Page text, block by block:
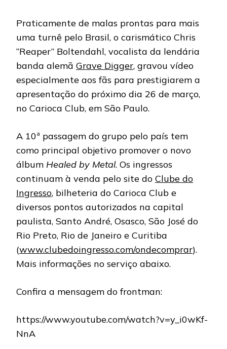
Praticamente de malas prontas para mais
uma turnê pelo Brasil, o carismático Chris
“Reaper” Boltendahl, vocalista da lendária
banda alemã Grave Digger, gravou vídeo
especialmente aos fãs para prestigiarem a
apresentação do próximo dia 26 de março,
no Carioca Club, em São Paulo.
A 10ª passagem do grupo pelo país tem
como principal objetivo promover o novo
álbum Healed by Metal. Os ingressos
continuam à venda pelo site do Clube do
Ingresso, bilheteria do Carioca Club e
diversos pontos autorizados na capital
paulista, Santo André, Osasco, São José do
Rio Preto, Rio de Janeiro e Curitiba
(www.clubedoingresso.com/ondecomprar).
Mais informações no serviço abaixo.
Confira a mensagem do frontman:
https://www.youtube.com/watch?v=y_i0wKf-
NnA